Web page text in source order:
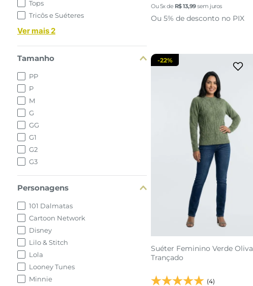
Tops
Tricôs e Suéteres
Ver mais 2
Tamanho
PP
P
M
G
GG
G1
G2
G3
Personagens
101 Dalmatas
Cartoon Network
Disney
Lilo & Stitch
Lola
Looney Tunes
Minnie
Ou5x de R$13,99sem juros
Ou 5% de desconto no PIX
adicionar a sacola
Suéter Feminino Verde Oliva
Trançado
(4)
-22%